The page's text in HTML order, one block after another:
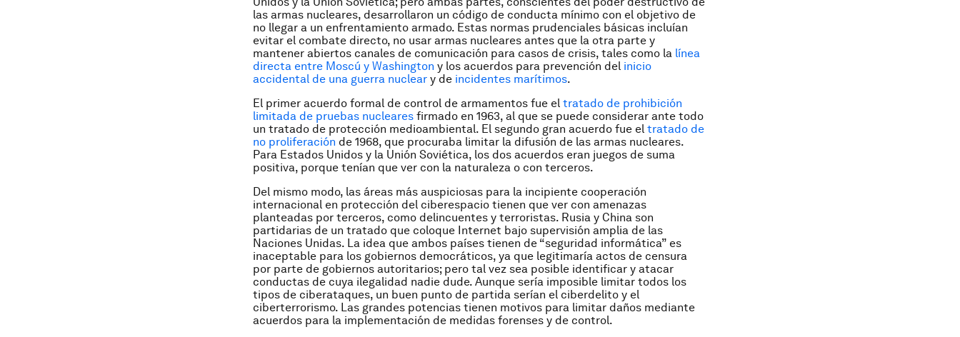
las armas nucleares, desarrollaron un código de conducta mínimo con el objetivo de
no llegar a un enfrentamiento armado. Estas normas prudenciales básicas incluían
evitar el combate directo, no usar armas nucleares antes que la otra parte y
mantener abiertos canales de comunicación para casos de crisis, tales como la línea
directa entre Moscú y Washington y los acuerdos para prevención del inicio
accidental de una guerra nuclear y de incidentes marítimos.
El primer acuerdo formal de control de armamentos fue el tratado de prohibición
limitada de pruebas nucleares firmado en 1963, al que se puede considerar ante todo
un tratado de protección medioambiental. El segundo gran acuerdo fue el tratado de
no proliferación de 1968, que procuraba limitar la difusión de las armas nucleares.
Para Estados Unidos y la Unión Soviética, los dos acuerdos eran juegos de suma
positiva, porque tenían que ver con la naturaleza o con terceros.
Del mismo modo, las áreas más auspiciosas para la incipiente cooperación
internacional en protección del ciberespacio tienen que ver con amenazas
planteadas por terceros, como delincuentes y terroristas. Rusia y China son
partidarias de un tratado que coloque Internet bajo supervisión amplia de las
Naciones Unidas. La idea que ambos países tienen de “seguridad informática” es
inaceptable para los gobiernos democráticos, ya que legitimaría actos de censura
por parte de gobiernos autoritarios; pero tal vez sea posible identificar y atacar
conductas de cuya ilegalidad nadie dude. Aunque sería imposible limitar todos los
tipos de ciberataques, un buen punto de partida serían el ciberdelito y el
ciberterrorismo. Las grandes potencias tienen motivos para limitar daños mediante
acuerdos para la implementación de medidas forenses y de control.